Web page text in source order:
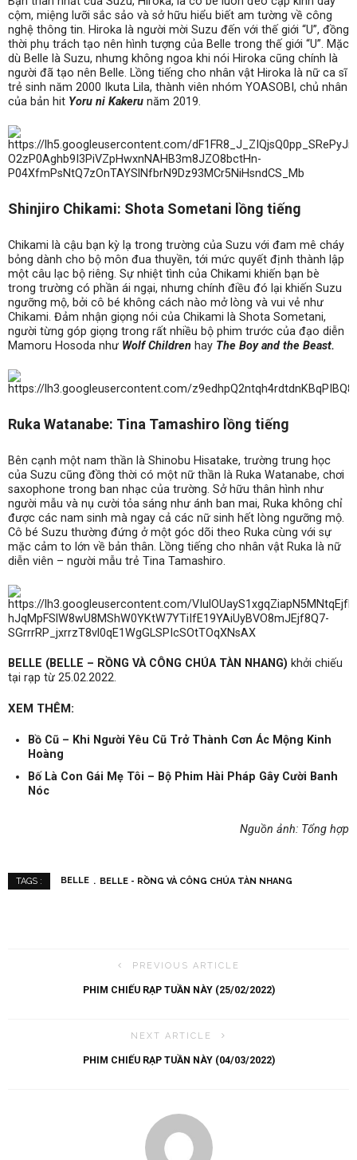
cộm, miệng lưỡi sắc sảo và sở hữu hiểu biết am tường về công
nghệ thông tin. Hiroka là người mời Suzu đến với thế giới “U”, đồng
thời phụ trách tạo nên hình tượng của Belle trong thế giới “U”. Mặc
dù Belle là Suzu, nhưng không ngoa khi nói Hiroka cũng chính là
người đã tạo nên Belle. Lồng tiếng cho nhân vật Hiroka là nữ ca sĩ
trẻ sinh năm 2000 Ikuta Lila, thành viên nhóm YOASOBI, chủ nhân
của bản hit Yoru ni Kakeru năm 2019.
Shinjiro Chikami: Shota Sometani lồng tiếng
Chikami là cậu bạn kỳ lạ trong trường của Suzu với đam mê cháy
bỏng dành cho bộ môn đua thuyền, tới mức quyết định thành lập
một câu lạc bộ riêng. Sự nhiệt tình của Chikami khiến bạn bè
trong trường có phần ái ngại, nhưng chính điều đó lại khiến Suzu
ngưỡng mộ, bởi cô bé không cách nào mở lòng và vui vẻ như
Chikami. Đảm nhận giọng nói của Chikami là Shota Sometani,
người từng góp giọng trong rất nhiều bộ phim trước của đạo diễn
Mamoru Hosoda như Wolf Children hay The Boy and the Beast.
Ruka Watanabe: Tina Tamashiro lồng tiếng
Bên cạnh một nam thần là Shinobu Hisatake, trường trung học
của Suzu cũng đồng thời có một nữ thần là Ruka Watanabe, chơi
saxophone trong ban nhạc của trường. Sở hữu thân hình như
người mẫu và nụ cười tỏa sáng như ánh ban mai, Ruka không chỉ
được các nam sinh mà ngay cả các nữ sinh hết lòng ngưỡng mộ.
Cô bé Suzu thường đứng ở một góc dõi theo Ruka cùng với sự
mặc cảm to lớn về bản thân. Lồng tiếng cho nhân vật Ruka là nữ
diễn viên – người mẫu trẻ Tina Tamashiro.
BELLE (BELLE – RỒNG VÀ CÔNG CHÚA TÀN NHANG) khởi chiếu
tại rạp từ 25.02.2022.
XEM THÊM:
Bồ Cũ – Khi Người Yêu Cũ Trở Thành Cơn Ác Mộng Kinh
Hoàng
Bố Là Con Gái Mẹ Tôi – Bộ Phim Hài Pháp Gây Cười Banh
Nóc
Nguồn ảnh: Tổng hợp
TAGS : BELLE BELLE - RỒNG VÀ CÔNG CHÚA TÀN NHANG
PREVIOUS ARTICLE
PHIM CHIẾU RẠP TUẦN NÀY (25/02/2022)
NEXT ARTICLE
PHIM CHIẾU RẠP TUẦN NÀY (04/03/2022)